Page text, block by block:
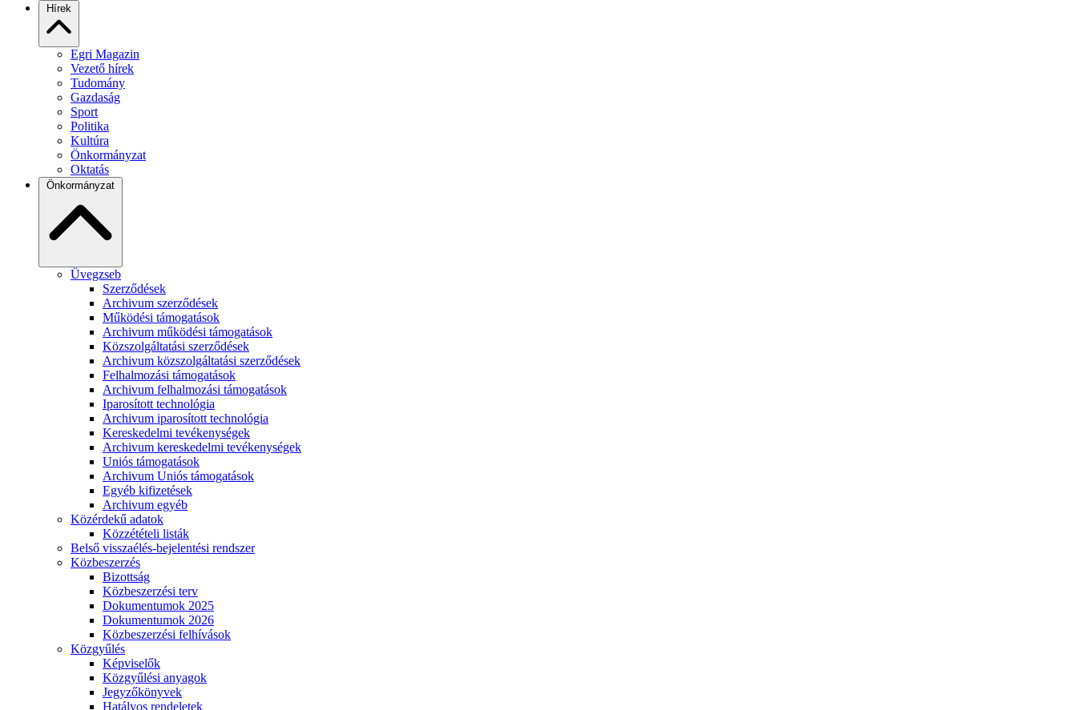
Hírek
Egri Magazin
Vezető hírek
Tudomány
Gazdaság
Sport
Politika
Kultúra
Önkormányzat
Oktatás
Önkormányzat
Üvegzseb
Szerződések
Archivum szerződések
Működési támogatások
Archivum működési támogatások
Közszolgáltatási szerződések
Archivum közszolgáltatási szerződések
Felhalmozási támogatások
Archivum felhalmozási támogatások
Iparosított technológia
Archivum iparosított technológia
Kereskedelmi tevékenységek
Archivum kereskedelmi tevékenységek
Uniós támogatások
Archivum Uniós támogatások
Egyéb kifizetések
Archivum egyéb
Közérdekű adatok
Közzétételi listák
Belső visszaélés-bejelentési rendszer
Közbeszerzés
Bizottság
Közbeszerzési terv
Dokumentumok 2025
Dokumentumok 2026
Közbeszerzési felhívások
Közgyűlés
Képviselők
Közgyűlési anyagok
Jegyzőkönyvek
Hatályos rendeletek